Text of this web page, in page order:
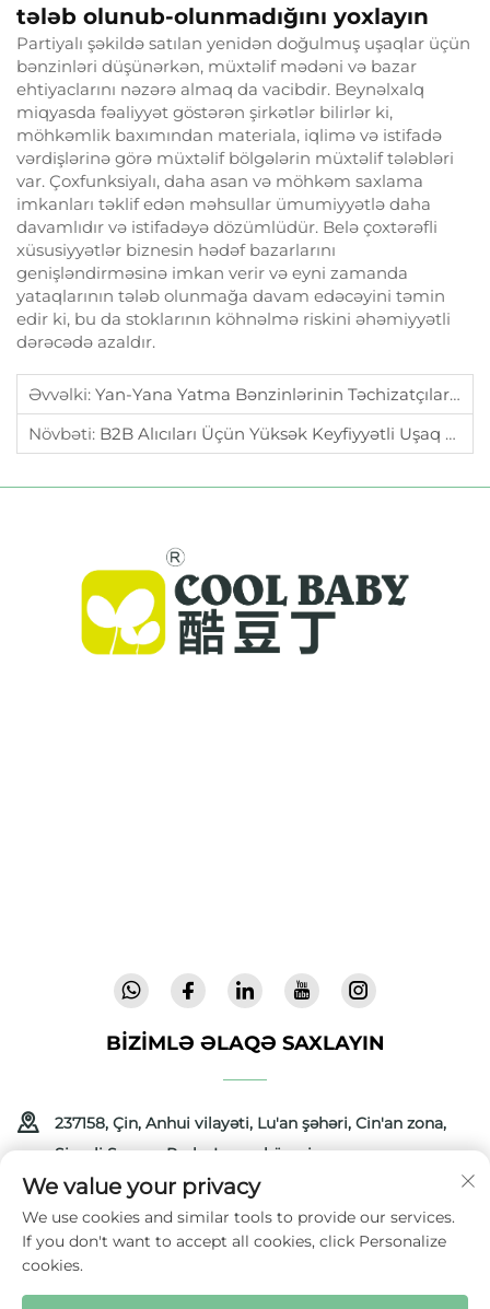
tələb olunub-olunmadığını yoxlayın
Partiyalı şəkildə satılan yenidən doğulmuş uşaqlar üçün
bənzinləri düşünərkən, müxtəlif mədəni və bazar
ehtiyaclarını nəzərə almaq da vacibdir. Beynəlxalq
miqyasda fəaliyyət göstərən şirkətlər bilirlər ki,
möhkəmlik baxımından materiala, iqlimə və istifadə
vərdişlərinə görə müxtəlif bölgələrin müxtəlif tələbləri
var. Çoxfunksiyalı, daha asan və möhkəm saxlama
imkanları təklif edən məhsullar ümumiyyətlə daha
davamlıdır və istifadəyə dözümlüdür. Belə çoxtərəfli
xüsusiyyətlər biznesin hədəf bazarlarını
genişləndirməsinə imkan verir və eyni zamanda
yataqlarının tələb olunmağa davam edəcəyini təmin
edir ki, bu da stoklarının köhnəlmə riskini əhəmiyyətli
dərəcədə azaldır.
Əvvəlki: Yan-Yana Yatma Bənzinlərinin Təchizatçılarının Satış Sonrası Xidmətini Necə Qiymətləndirmək Olar?
Növbəti: B2B Alıcıları Üçün Yüksək Keyfiyyətli Uşaq Oyun Həyətinin Əsas Xüsusiyyətləri Nələrdir?
BIZIMLƏ ƏLAQƏ SAXLAYIN
237158, Çin, Anhui vilayəti, Lu'an şəhəri, Cin'an zona,
Şimali Sənaye Parkı, Lonşu küçəsi
+86-13516489604
[email protected]
We value your privacy
We use cookies and similar tools to provide our services.
If you don't want to accept all cookies, click Personalize
cookies.